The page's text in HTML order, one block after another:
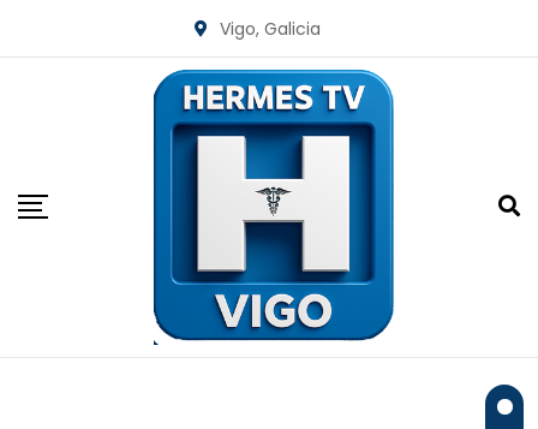
Vigo, Galicia